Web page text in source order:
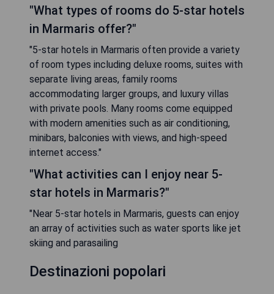
"What types of rooms do 5-star hotels
in Marmaris offer?"
"5-star hotels in Marmaris often provide a variety
of room types including deluxe rooms, suites with
separate living areas, family rooms
accommodating larger groups, and luxury villas
with private pools. Many rooms come equipped
with modern amenities such as air conditioning,
minibars, balconies with views, and high-speed
internet access."
"What activities can I enjoy near 5-
star hotels in Marmaris?"
"Near 5-star hotels in Marmaris, guests can enjoy
an array of activities such as water sports like jet
skiing and parasailing
Destinazioni popolari